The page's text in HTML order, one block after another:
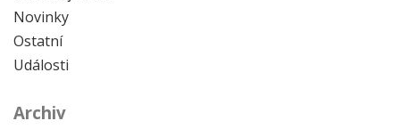
Novinky
Ostatní
Události
Archiv